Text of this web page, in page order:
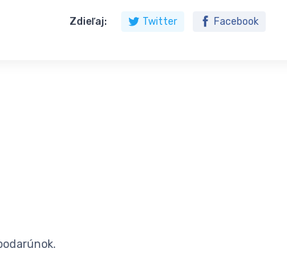
Zdieľaj: Twitter Facebook